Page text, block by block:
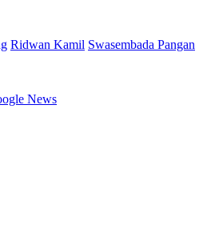
Ridwan Kamil Swasembada Pangan
News